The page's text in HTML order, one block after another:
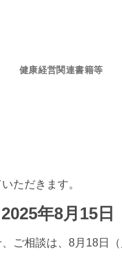
健康経営関連書籍等
ただきます。
2025年8月15日
ご相談は、8月18日